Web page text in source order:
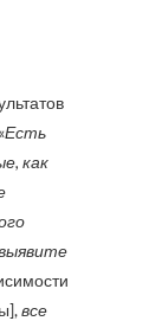
Есть
как
все